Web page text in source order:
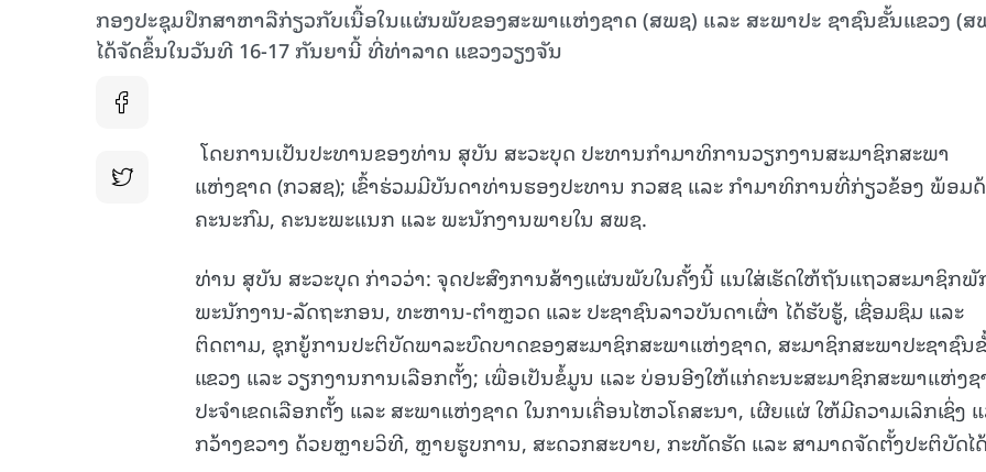
ກອງປະຊຸມປຶກສາຫາລືກ່ຽວກັບເນື້ອໃນແຜ່ນພັບຂອງສະພາແຫ່ງຊາດ (ສພຊ) ແລະ ສະພາປະ ຊາຊົນຂັ້ນແຂວງ (ສ
ໄດ້ຈັດຂຶ້ນໃນວັນທີ 16-17 ກັນຍານີ້ ທີ່ທ່າລາດ ແຂວງວຽງຈັນ
ໂດຍການເປັນປະທານຂອງທ່ານ ສຸບັນ ສະວະບຸດ ປະທານກໍາມາທິການວຽກງານສະມາຊິກສະພາ
ແຫ່ງຊາດ (ກວສຊ); ເຂົ້າຮ່ວມມີບັນດາທ່ານຮອງປະທານ ກວສຊ ແລະ ກໍາມາທິການທີ່ກ່ຽວຂ້ອງ ພ້ອມ
ຄະນະກົມ, ຄະນະພະແນກ ແລະ ພະນັກງານພາຍໃນ ສພຊ.
ທ່ານ ສຸບັນ ສະວະບຸດ ກ່າວວ່າ: ຈຸດປະສົງການສ້າງແຜ່ນພັບໃນຄັ້ງນີ້ ແນໃສ່ເຮັດໃຫ້ຖັນແຖວສະມາຊິກພັ
ພະນັກງານ-ລັດຖະກອນ, ທະຫານ-ຕໍາຫຼວດ ແລະ ປະຊາຊົນລາວບັນດາເຜົ່າ ໄດ້ຮັບຮູ້, ເຊື່ອມຊຶມ ແລະ
ຕິດຕາມ, ຊຸກຍູ້ການປະຕິບັດພາລະບົດບາດຂອງສະມາຊິກສະພາແຫ່ງຊາດ, ສະມາຊິກສະພາປະຊາຊົນ
ແຂວງ ແລະ ວຽກງານການເລືອກຕັ້ງ; ເພື່ອເປັນຂໍ້ມູນ ແລະ ບ່ອນອີງໃຫ້ແກ່ຄະນະສະມາຊິກສະພາແຫ່ງ
ປະຈຳເຂດເລືອກຕັ້ງ ແລະ ສະພາແຫ່ງຊາດ ໃນການເຄື່ອນໄຫວໂຄສະນາ, ເຜີຍແຜ່ ໃຫ້ມີຄວາມເລິກເຊິ່ງ
ກວ້າງຂວາງ ດ້ວຍຫຼາຍວິທີ, ຫຼາຍຮູບການ, ສະດວກສະບາຍ, ກະທັດຮັດ ແລະ ສາມາດຈັດຕັ້ງປະຕິບັດໄ
15.039(06-08-